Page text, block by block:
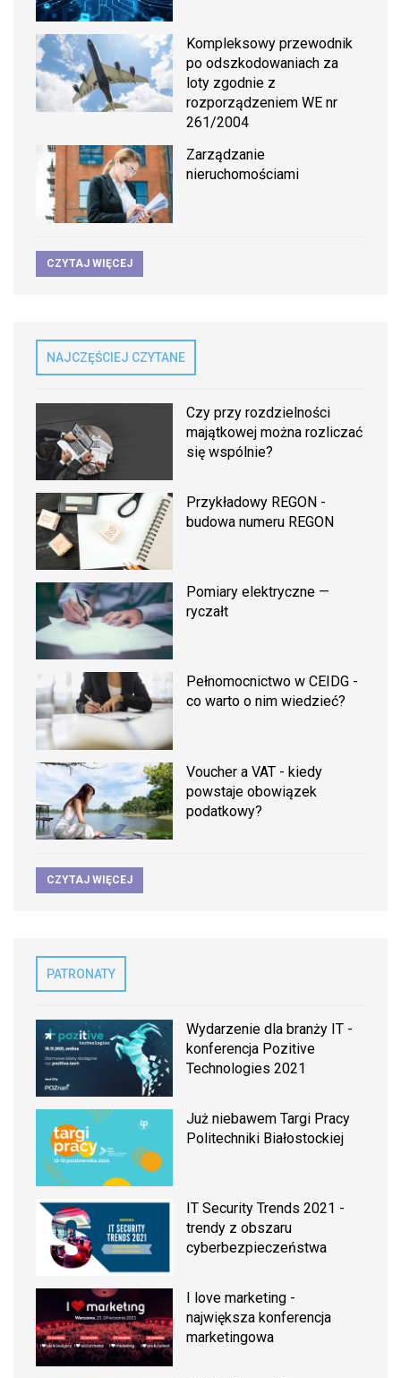
Kompleksowy przewodnik
po odszkodowaniach za
loty zgodnie z
rozporządzeniem WE nr
261/2004
Zarządzanie
nieruchomościami
CZYTAJ WIĘCEJ
NAJCZĘŚCIEJ CZYTANE
Czy przy rozdzielności
majątkowej można rozliczać
się wspólnie?
Przykładowy REGON -
budowa numeru REGON
Pomiary elektryczne —
ryczałt
Pełnomocnictwo w CEIDG -
co warto o nim wiedzieć?
Voucher a VAT - kiedy
powstaje obowiązek
podatkowy?
CZYTAJ WIĘCEJ
PATRONATY
Wydarzenie dla branży IT -
konferencja Pozitive
Technologies 2021
Już niebawem Targi Pracy
Politechniki Białostockiej
IT Security Trends 2021 -
trendy z obszaru
cyberbezpieczeństwa
I love marketing -
największa konferencja
marketingowa